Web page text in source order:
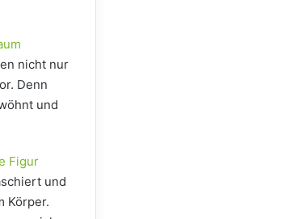
nicht nur
Denn
und
Figur
und
Körper.